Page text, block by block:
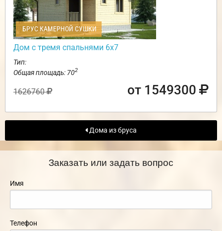
БРУС КАМЕРНОЙ СУШКИ
Дом с тремя спальнями 6х7
Тип:
Общая площадь: 702
1626760 от 1549300
Дома из бруса
Заказать или задать вопрос
Имя
Телефон